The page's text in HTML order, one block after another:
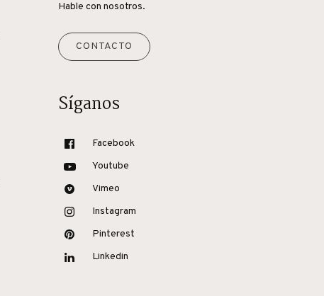
Hable con nosotros.
CONTACTO
Síganos
Facebook
Youtube
Vimeo
Instagram
Pinterest
Linkedin